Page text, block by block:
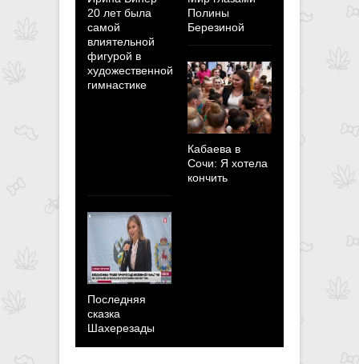
20 лет была
самой
влиятельной
фигурой в
художественной
гимнастике
Полины
Березиной
Кабаева в
Сочи: Я хотела
кончить
Последняя
сказка
Шахерезады